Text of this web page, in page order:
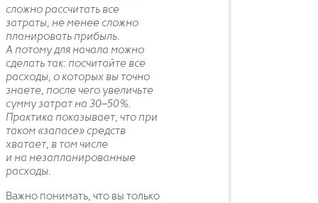
сложно рассчитать все
затраты, не менее сложно
планировать прибыль.
А потому для начала можно
сделать так: посчитайте все
расходы, о которых вы точно
знаете, после чего увеличьте
сумму затрат на 30–50%.
Практика показывает, что при
таком «запасе» средств
хватает, в том числе
и на незапланированные
расходы.
Важно понимать, что вы только